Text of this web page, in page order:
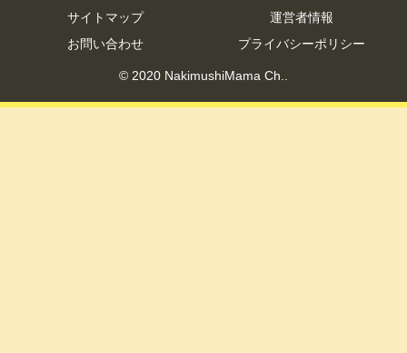
サイトマップ
運営者情報
お問い合わせ
プライバシーポリシー
© 2020 NakimushiMama Ch..